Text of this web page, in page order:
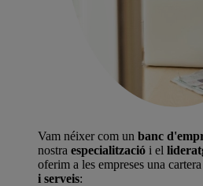
Vam néixer com un banc
nostra especialització i el
oferim a les empreses una cartera
i serveis: